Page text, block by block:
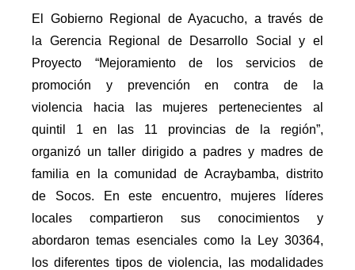
El Gobierno Regional de Ayacucho, a través de
la Gerencia Regional de Desarrollo Social y el
Proyecto “Mejoramiento de los servicios de
promoción y prevención en contra de la
violencia hacia las mujeres pertenecientes al
quintil 1 en las 11 provincias de la región”,
organizó un taller dirigido a padres y madres de
familia en la comunidad de Acraybamba, distrito
de Socos. En este encuentro, mujeres líderes
locales compartieron sus conocimientos y
abordaron temas esenciales como la Ley 30364,
los diferentes tipos de violencia, las modalidades